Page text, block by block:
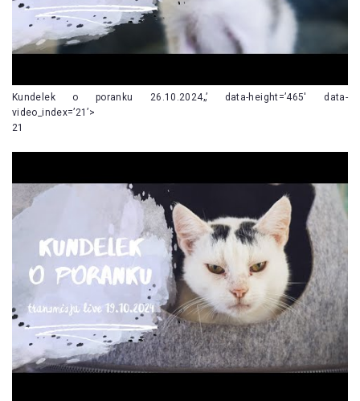
Kundelek o poranku 26.10.2024„’ data-height=’465′ data-
video_index=’21’>
21